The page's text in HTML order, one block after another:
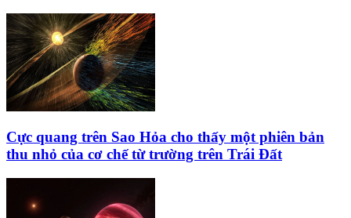
Cực quang trên Sao Hỏa cho thấy một phiên bản
thu nhỏ của cơ chế từ trường trên Trái Đất